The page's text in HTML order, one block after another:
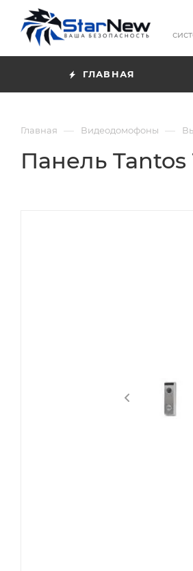
ГЛАВНАЯ
Главная — Видеодомофоны —
Панель